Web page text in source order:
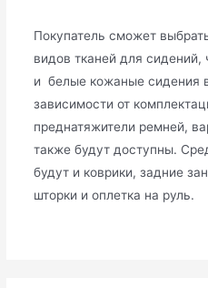
Покупатель сможет
видов тканей для
и белые кожаные сидения
зависимости от
преднатяжители ремней,
также будут доступны.
будут и коврики, задние
шторки и оплетка на руль.